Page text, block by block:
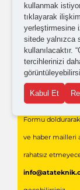
Formu doldurarak,
ve haber mailleri
rahatsız
kullanmak
tıklayarak
yerleştirmesine
sitede yalnızca
kullanılacaktır.
tercihlerinizi
Kabul Et